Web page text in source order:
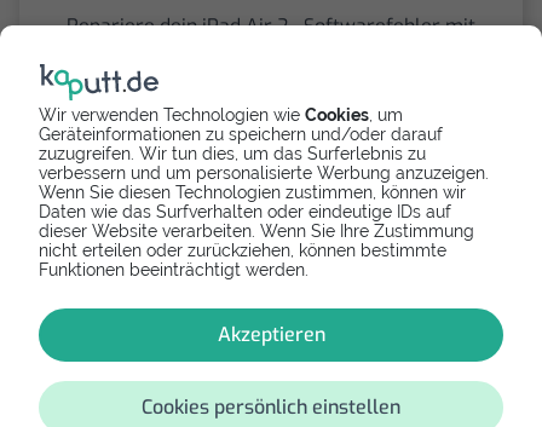
Wir verwenden Technologien wie Cookies , um
Geräteinformationen zu speichern und/oder darauf
zuzugreifen. Wir tun dies, um das Surferlebnis zu
verbessern und um personalisierte Werbung anzuzeigen.
Wenn Sie diesen Technologien zustimmen, können wir
Daten wie das Surfverhalten oder eindeutige IDs auf
dieser Website verarbeiten. Wenn Sie Ihre Zustimmung
nicht erteilen oder zurückziehen, können bestimmte
Funktionen beeinträchtigt werden.
Akzeptieren
Cookies persönlich einstellen
Repariere dein iPad Air 2 - Softwarefehler mit
Spenden
Spende Dein Gerät über
handysfuerdieumwelt.de
für einen guten Zweck.